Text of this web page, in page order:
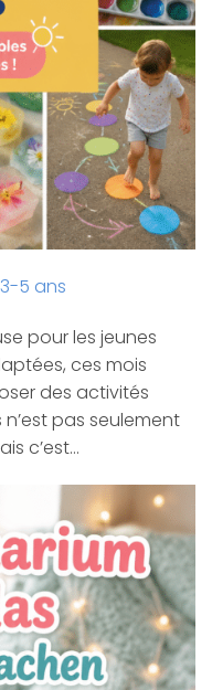
5 ans
pour les jeunes
ces mois
des activités
pas seulement
c’est…